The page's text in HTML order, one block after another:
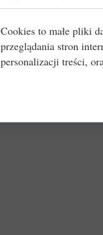
Cookies to małe pliki
przeglądania stron
personalizacji treści,